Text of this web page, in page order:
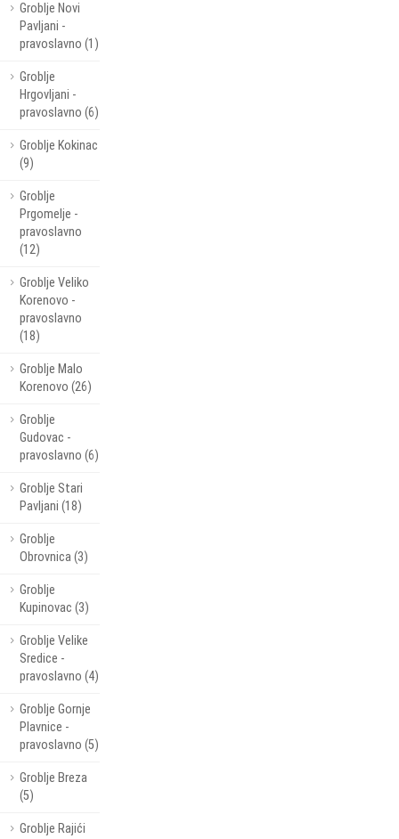
Groblje Novi
Pavljani -
pravoslavno (1)
Groblje
Hrgovljani -
pravoslavno (6)
Groblje Kokinac
(9)
Groblje
Prgomelje -
pravoslavno
(12)
Groblje Veliko
Korenovo -
pravoslavno
(18)
Groblje Malo
Korenovo (26)
Groblje
Gudovac -
pravoslavno (6)
Groblje Stari
Pavljani (18)
Groblje
Obrovnica (3)
Groblje
Kupinovac (3)
Groblje Velike
Sredice -
pravoslavno (4)
Groblje Gornje
Plavnice -
pravoslavno (5)
Groblje Breza
(5)
Groblje Rajići